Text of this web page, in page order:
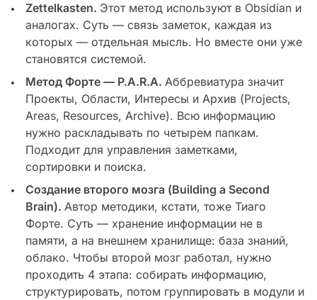
Zettelkasten. Этот метод используют в Obsidian и
аналогах. Суть — связь заметок, каждая из
которых — отдельная мысль. Но вместе они уже
становятся системой.
Метод Форте — P.A.R.A. Аббревиатура значит
Проекты, Области, Интересы и Архив (Projects,
Areas, Resources, Archive). Всю информацию
нужно раскладывать по четырем папкам.
Подходит для управления заметками,
сортировки и поиска.
Создание второго мозга (Building a Second
Brain). Автор методики, кстати, тоже Тиаго
Форте. Суть — хранение информации не в
памяти, а на внешнем хранилище: база знаний,
облако. Чтобы второй мозг работал, нужно
проходить 4 этапа: собирать информацию,
структурировать, потом группировать в модули и